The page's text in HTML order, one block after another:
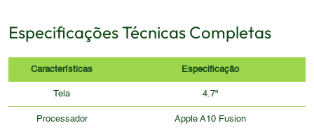
Especificações Técnicas Completas
Características Especificação
Tela 4.7"
Processador Apple A10 Fusion